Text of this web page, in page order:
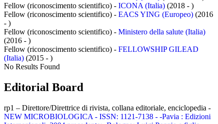
Fellow (riconoscimento scientifico) - ICONA (Italia) (2018 - )
Fellow (riconoscimento scientifico) - EACS YING (Europeo) (2016
- )
Fellow (riconoscimento scientifico) - Ministero della salute (Italia)
(2016 - )
Fellow (riconoscimento scientifico) - FELLOWSHIP GILEAD
(Italia) (2015 - )
No Results Found
Editorial Board
rp1 – Direttore/Direttrice di rivista, collana editoriale, enciclopedia -
NEW MICROBIOLOGICA - ISSN: 1121-7138 - -Pavia : Edizioni